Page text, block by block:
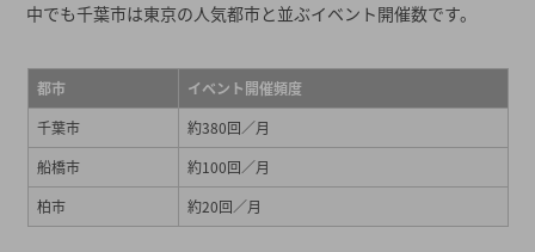
中でも千葉市は東京の人気都市と並ぶイベント開催数です。
都市
イベント開催頻度
千葉市
約380回／月
船橋市
約100回／月
柏市
約20回／月